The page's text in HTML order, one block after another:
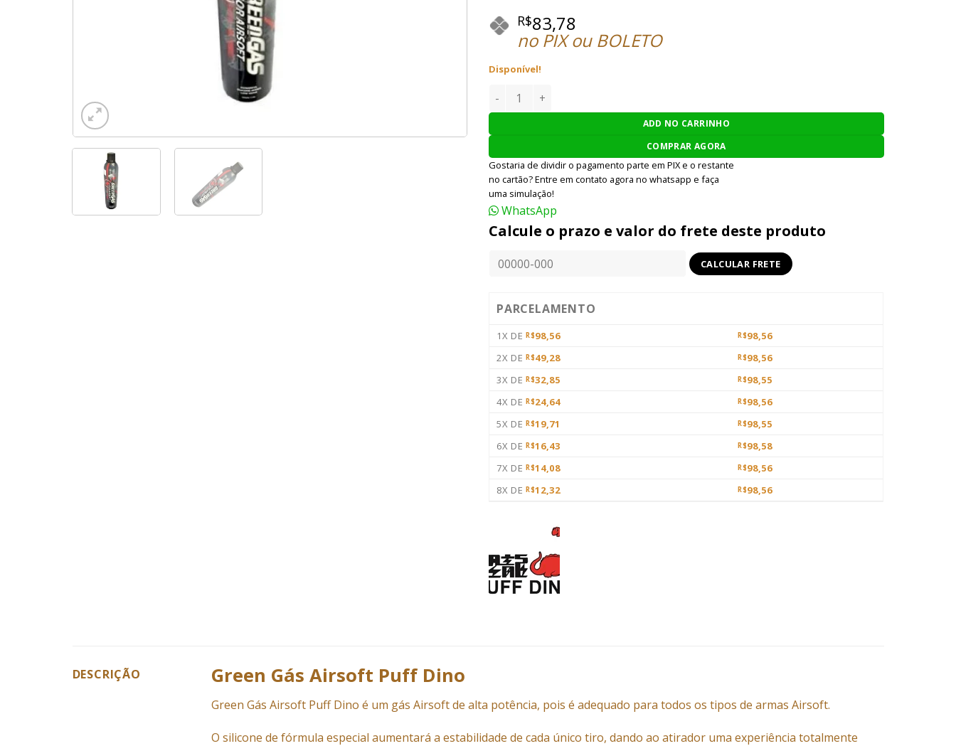
R$83,78
no PIX ou BOLETO
Disponível!
GREEN GÁS PUFF DINO COM SILICONE quantidade
ADD NO CARRINHO
COMPRAR AGORA
Gostaria de dividir o pagamento parte em PIX e o restante
no cartão? Entre em contato agora no whatsapp e faça
uma simulação!
WhatsApp
Calcule o prazo e valor do frete deste produto
PARCELAMENTO
1X DE R$98,56 R$98,56
2X DE R$49,28 R$98,56
3X DE R$32,85 R$98,55
4X DE R$24,64 R$98,56
5X DE R$19,71 R$98,55
6X DE R$16,43 R$98,58
7X DE R$14,08 R$98,56
8X DE R$12,32 R$98,56
DESCRIÇÃO Green Gás Airsoft Puff Dino
Green Gás Airsoft Puff Dino é um gás Airsoft de alta potência, pois é adequado para todos os tipos de armas Airsoft.
O silicone de fórmula especial aumentará a estabilidade de cada único tiro, dando ao atirador uma experiência totalmente